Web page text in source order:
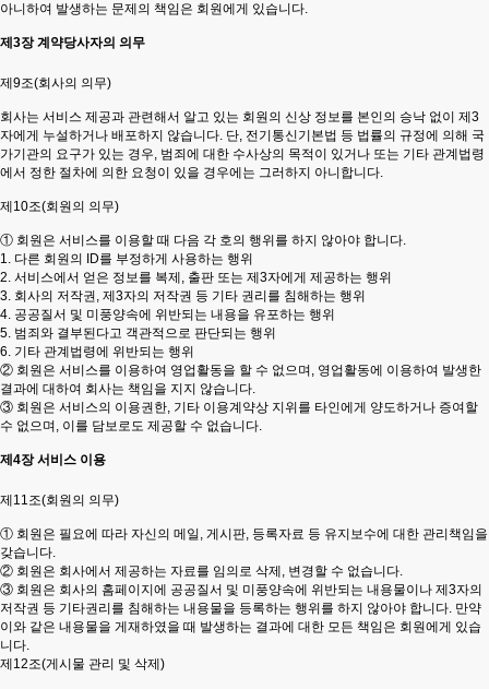
아니하여 발생하는 문제의 책임은 회원에게 있습니다.
제3장 계약당사자의 의무
제9조(회사의 의무)
회사는 서비스 제공과 관련해서 알고 있는 회원의 신상 정보를 본인의 승낙 없이 제3
자에게 누설하거나 배포하지 않습니다. 단, 전기통신기본법 등 법률의 규정에 의해 국
가기관의 요구가 있는 경우, 범죄에 대한 수사상의 목적이 있거나 또는 기타 관계법령
에서 정한 절차에 의한 요청이 있을 경우에는 그러하지 아니합니다.
제10조(회원의 의무)
① 회원은 서비스를 이용할 때 다음 각 호의 행위를 하지 않아야 합니다.
1. 다른 회원의 ID를 부정하게 사용하는 행위
2. 서비스에서 얻은 정보를 복제, 출판 또는 제3자에게 제공하는 행위
3. 회사의 저작권, 제3자의 저작권 등 기타 권리를 침해하는 행위
4. 공공질서 및 미풍양속에 위반되는 내용을 유포하는 행위
5. 범죄와 결부된다고 객관적으로 판단되는 행위
6. 기타 관계법령에 위반되는 행위
② 회원은 서비스를 이용하여 영업활동을 할 수 없으며, 영업활동에 이용하여 발생한
결과에 대하여 회사는 책임을 지지 않습니다.
③ 회원은 서비스의 이용권한, 기타 이용계약상 지위를 타인에게 양도하거나 증여할
수 없으며, 이를 담보로도 제공할 수 없습니다.
제4장 서비스 이용
제11조(회원의 의무)
① 회원은 필요에 따라 자신의 메일, 게시판, 등록자료 등 유지보수에 대한 관리책임을
갖습니다.
② 회원은 회사에서 제공하는 자료를 임의로 삭제, 변경할 수 없습니다.
③ 회원은 회사의 홈페이지에 공공질서 및 미풍양속에 위반되는 내용물이나 제3자의
저작권 등 기타권리를 침해하는 내용물을 등록하는 행위를 하지 않아야 합니다. 만약
이와 같은 내용물을 게재하였을 때 발생하는 결과에 대한 모든 책임은 회원에게 있습
니다.
제12조(게시물 관리 및 삭제)